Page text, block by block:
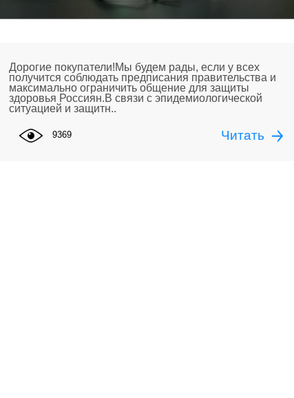
Дорогие покупатели!Мы будем рады, если у всех
получится соблюдать предписания правительства и
максимально ограничить общение для защиты
здоровья Россиян.В связи с эпидемиологической
ситуацией и защитн..
Читать
9369